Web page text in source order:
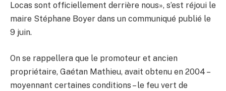
Locas sont officiellement derrière nous», s’est réjoui le
maire Stéphane Boyer dans un communiqué publié le
9 juin.
On se rappellera que le promoteur et ancien
propriétaire, Gaétan Mathieu, avait obtenu en 2004 –
moyennant certaines conditions – le feu vert de